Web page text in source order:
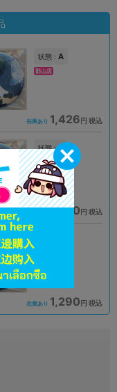
状態 : A
郡山店
在庫あり 1,426 円 税込
状態 :A
大阪梅田店
1,690 円 税込
在庫あり 1,290 円 税込